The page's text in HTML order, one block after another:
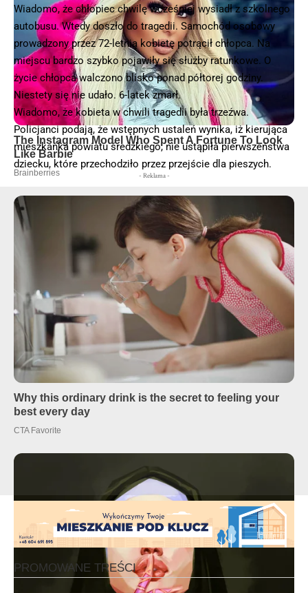
Wiadomo, że chłopiec chwilę wcześniej wysiadł z szkolnego
autobusu. Wtedy doszło do tragedii. Samochód osobowy
prowadzony przez 72-letnią kobietę potrącił chłopca. Na
miejscu bardzo szybko pojawiły się służby ratunkowe. O
życie chłopca walczono blisko ponad półtorej godziny.
Niestety się nie udało. 6-latek zmarł.
Wiadomo, że kobieta w chwili tragedii była trzeźwa.
Policjanci podają, że wstępnych ustaleń wynika, iż kierująca
mieszkanka powiatu średzkiego, nie ustąpiła pierwszeństwa
dziecku, które przechodziło przez przejście dla pieszych.
- Reklama -